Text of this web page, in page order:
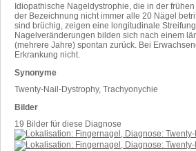
Idiopathische Nageldystrophie, die in der
der Bezeichnung nicht immer alle 20 Nägel
sind brüchig, zeigen eine longitudinale
Nagelveränderungen bilden sich nach einem
(mehrere Jahre) spontan zurück. Bei
Erkrankung nicht.
Synonyme
Twenty-Nail-Dystrophy, Trachyonychie
Bilder
19 Bilder für diese Diagnose